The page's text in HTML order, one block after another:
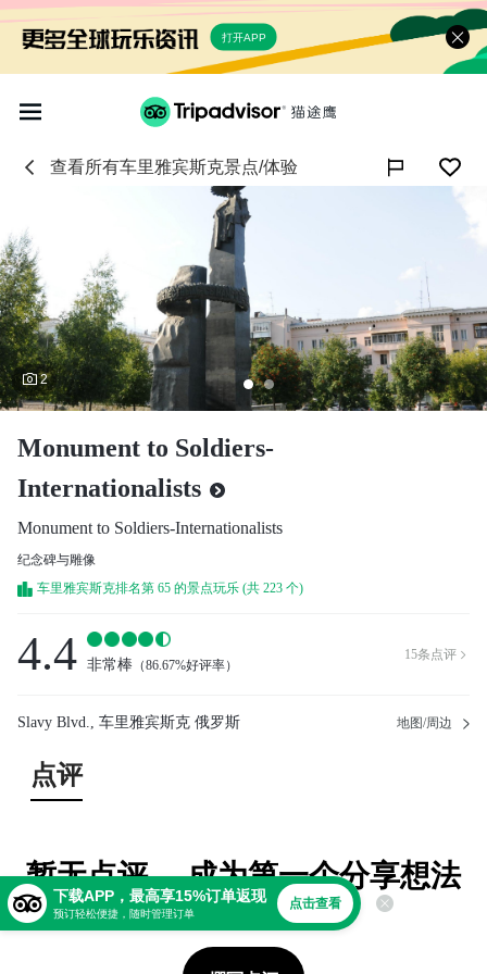
打开APP
查看所有车里雅宾斯克景点/体验
2
Monument to Soldiers-
Internationalists
Monument to Soldiers-Internationalists
纪念碑与雕像
车里雅宾斯克排名第 65 的景点玩乐 (共 223 个)
4.4 非常棒 （86.67%好评率）
15条点评 
Slavy Blvd., 车里雅宾斯克 俄罗斯 地图/周边
点评
暂无点评。 成为第一个分享想法
的人！
下载APP，最高享15%订单返现
预订轻松便捷，随时管理订单
点击查看